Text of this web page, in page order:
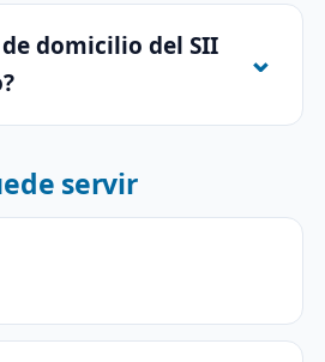
domicilio del SII
servir